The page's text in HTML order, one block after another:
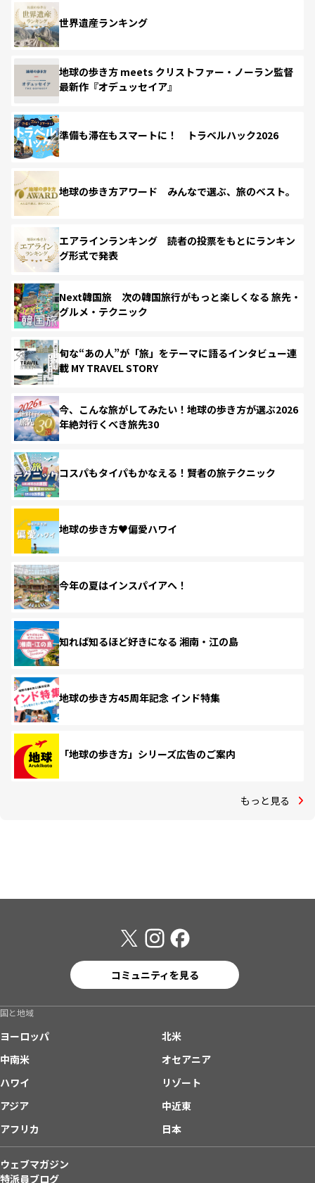
世界遺産ランキング
地球の歩き方 meets クリストファー・ノーラン監督
最新作『オデュッセイア』
準備も滞在もスマートに！ トラベルハック2026
地球の歩き方アワード みんなで選ぶ、旅のベスト。
エアラインランキング 読者の投票をもとにランキン
グ形式で発表
Next韓国旅 次の韓国旅行がもっと楽しくなる 旅先・
グルメ・テクニック
旬な“あの人”が「旅」をテーマに語るインタビュー連
載 MY TRAVEL STORY
今、こんな旅がしてみたい！地球の歩き方が選ぶ2026
年絶対行くべき旅先30
コスパもタイパもかなえる！賢者の旅テクニック
地球の歩き方♥偏愛ハワイ
今年の夏はインスパイアへ！
知れば知るほど好きになる 湘南・江の島
地球の歩き方45周年記念 インド特集
「地球の歩き方」シリーズ広告のご案内
もっと見る
コミュニティを見る
国と地域
ヨーロッパ
北米
中南米
オセアニア
ハワイ
リゾート
アジア
中近東
アフリカ
日本
ウェブマガジン
特派員ブログ